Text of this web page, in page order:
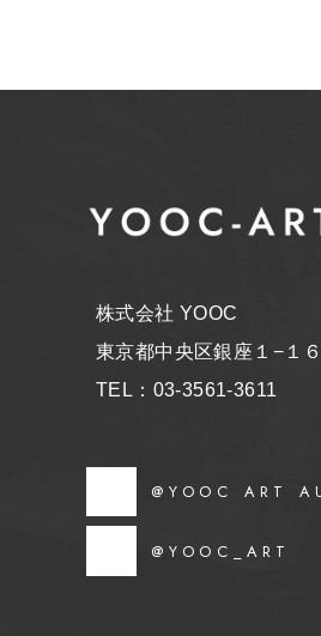
株式会社 YOOC
東京都中央区銀座１−１
TEL：03-3561-3611
@YOOC ART
@YOOC_ART